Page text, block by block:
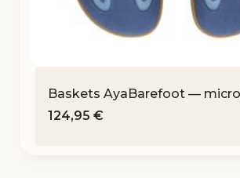
Baskets AyaBarefoot —
124,95 €